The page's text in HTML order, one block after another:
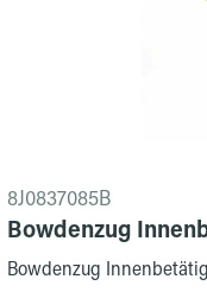
8J0837085B
Bowdenzug
Bowdenzug